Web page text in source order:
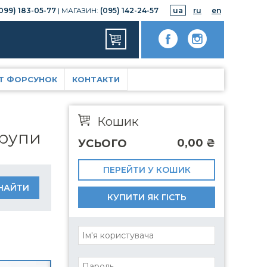
183-05-77 | МАГАЗИН: (095) 142-24-57 ua ru en
ФОРСУНОК КОНТАКТИ
Кошик
УСЬОГО 0,00 ₴
ПЕРЕЙТИ У КОШИК
КУПИТИ ЯК ГІСТЬ